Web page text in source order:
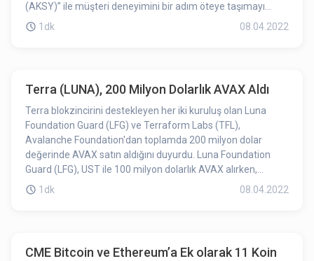
(AKSY)” ile müşteri deneyimini bir adım öteye taşımayı
amaçlamaktadır.
1dk 08.04.2022
Terra (LUNA), 200 Milyon Dolarlık AVAX Aldı
Terra blokzincirini destekleyen her iki kuruluş olan Luna
Foundation Guard (LFG) ve Terraform Labs (TFL),
Avalanche Foundation'dan toplamda 200 milyon dolar
değerinde AVAX satın aldığını duyurdu. Luna Foundation
Guard (LFG), UST ile 100 milyon dolarlık AVAX alırken,
Terraform Labs (TFL) ise takas yöntemi ile 100 milyon
1dk 08.04.2022
CME Bitcoin ve Ethereum’a Ek olarak 11 Koin